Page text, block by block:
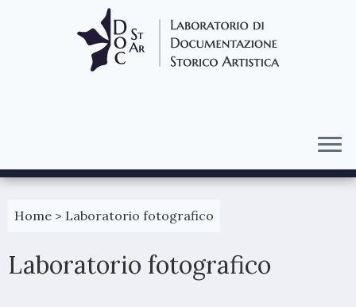
Passa
Home > Laboratorio fotografico
Laboratorio fotografico